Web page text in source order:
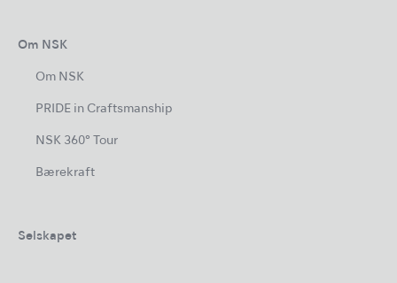
Om NSK
Om NSK
PRIDE in Craftsmanship
NSK 360° Tour
Bærekraft
Selskapet